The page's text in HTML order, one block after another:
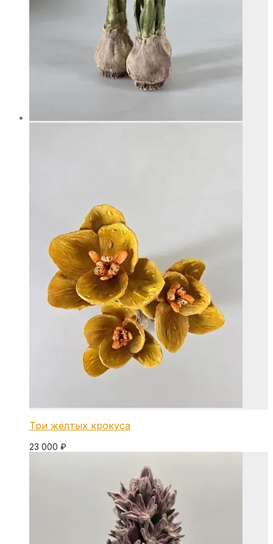
Три желтых крокуса
23 000 ₽